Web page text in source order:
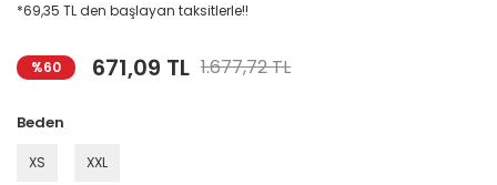
*69,35 TL den başlayan taksitlerle!!
%60 671,09 TL 1.677,72 TL
Beden
XS XXL